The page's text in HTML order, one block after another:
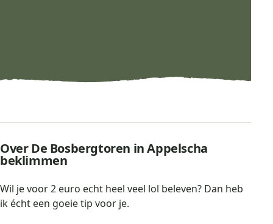
Over De Bosbergtoren in Appelscha
beklimmen
Wil je voor 2 euro echt heel veel lol beleven? Dan heb
ik écht een goeie tip voor je.